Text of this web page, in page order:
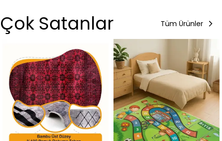
Çok Satanlar Tüm Ürünler